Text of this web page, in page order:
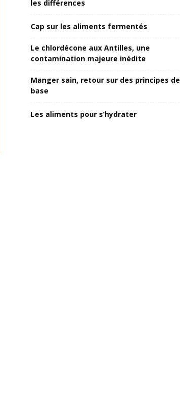
les différences
Cap sur les aliments fermentés
Le chlordécone aux Antilles, une
contamination majeure inédite
Manger sain, retour sur des principes de
base
Les aliments pour s’hydrater